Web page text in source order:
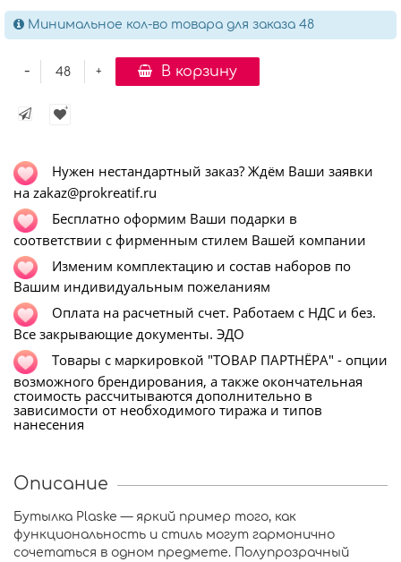
Минимальное кол-во товара для заказа 48
+
- В корзину
Нужен нестандартный заказ? Ждём Ваши заявки
на zakaz@prokreatif.ru
Бесплатно оформим Ваши подарки в
соответствии с фирменным стилем Вашей компании
Изменим комплектацию и состав наборов по
Вашим индивидуальным пожеланиям
Оплата на расчетный счет. Работаем с НДС и без.
Все закрывающие документы. ЭДО
Товары с маркировкой "ТОВАР ПАРТНЁРА" - опции
возможного брендирования, а также окончательная
стоимость рассчитываются дополнительно в
зависимости от необходимого тиража и типов
нанесения
Описание
Бутылка Plaske — яркий пример того, как
функциональность и стиль могут гармонично
сочетаться в одном предмете. Полупрозрачный